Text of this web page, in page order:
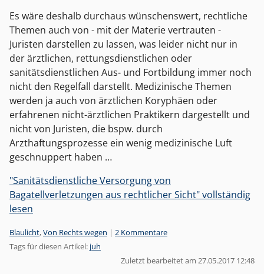
Es wäre deshalb durchaus wünschenswert, rechtliche
Themen auch von - mit der Materie vertrauten -
Juristen darstellen zu lassen, was leider nicht nur in
der ärztlichen, rettungsdienstlichen oder
sanitätsdienstlichen Aus- und Fortbildung immer noch
nicht den Regelfall darstellt. Medizinische Themen
werden ja auch von ärztlichen Koryphäen oder
erfahrenen nicht-ärztlichen Praktikern dargestellt und
nicht von Juristen, die bspw. durch
Arzthaftungsprozesse ein wenig medizinische Luft
geschnuppert haben …
"Sanitätsdienstliche Versorgung von
Bagatellverletzungen aus rechtlicher Sicht" vollständig
lesen
Kategorien:
Blaulicht,Von Rechts wegen | 2 Kommentare
Tags für diesen Artikel: juh
Zuletzt bearbeitet am 27.05.2017 12:48